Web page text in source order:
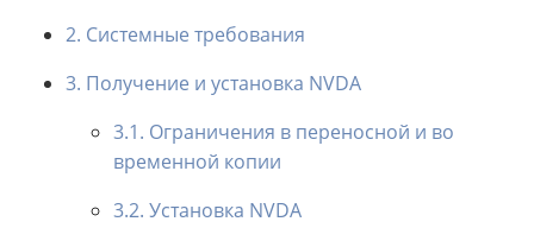
2. Системные требования
3. Получение и установка NVDA
3.1. Ограничения в переносной и во
временной копии
3.2. Установка NVDA